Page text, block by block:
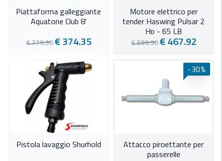
Piattaforma galleggiante
Aquatone Club 8'
€ 779.90 € 374.35
Motore elettrico per
tender Haswing Pulsar 2
Hp - 65 LB
€ 599.90 € 467.92
Pistola lavaggio Shurhold
Attacco piroettante per
passerelle
-30%